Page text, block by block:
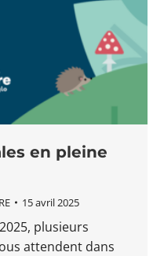
en pleine
15 avril 2025
plusieurs
attendent dans